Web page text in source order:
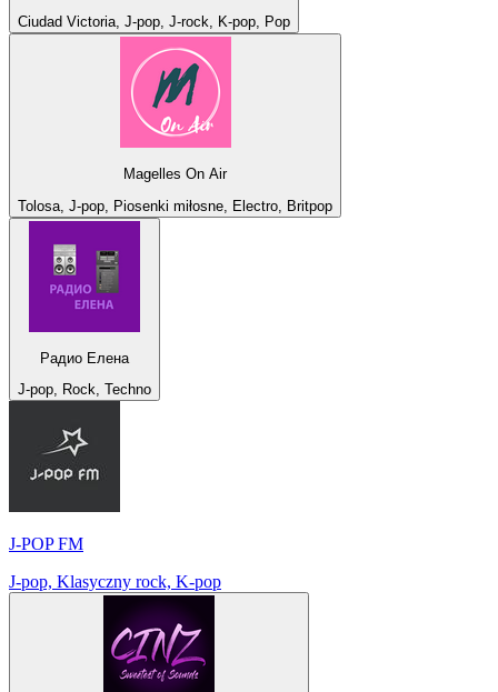
Ciudad Victoria, J-pop, J-rock, K-pop, Pop
Magelles On Air
Tolosa, J-pop, Piosenki miłosne, Electro, Britpop
Радио Елена
J-pop, Rock, Techno
J-POP FM
J-pop, Klasyczny rock, K-pop